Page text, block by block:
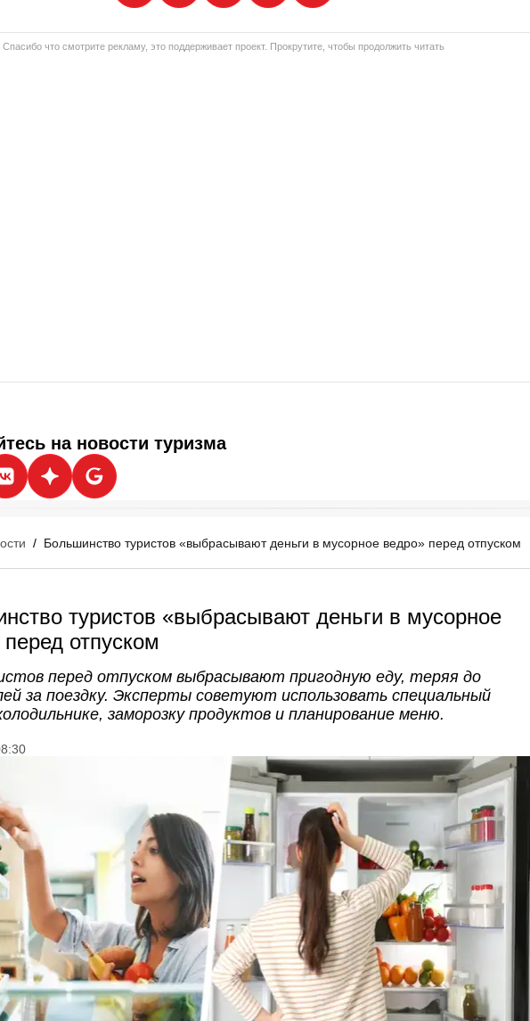
Спасибо что смотрите рекламу, это поддерживает проект. Прокрутите, чтобы продолжить читать
на новости туризма
/ Большинство туристов «выбрасывают деньги в мусорное ведро» перед отпуском
туристов «выбрасывают деньги в мусорное
отпуском
перед отпуском выбрасывают пригодную еду, теряя до
за поездку. Эксперты советуют использовать специальный
заморозку продуктов и планирование меню.